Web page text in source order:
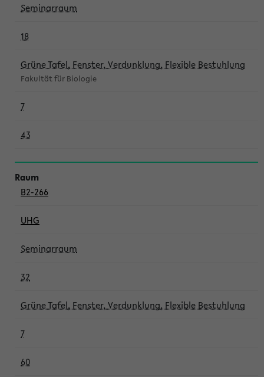
Seminarraum
18
Grüne Tafel, Fenster, Verdunklung, Flexible Bestuhlung
Fakultät für Biologie
7
43
B2-266
UHG
Seminarraum
32
Grüne Tafel, Fenster, Verdunklung, Flexible Bestuhlung
7
60